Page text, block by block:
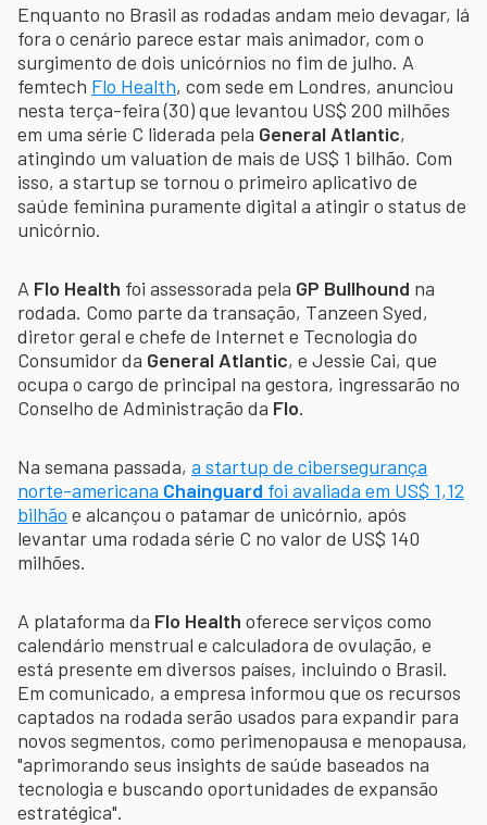
Enquanto no Brasil as rodadas andam meio devagar, lá
fora o cenário parece estar mais animador, com o
surgimento de dois unicórnios no fim de julho. A
femtech Flo Health, com sede em Londres, anunciou
nesta terça-feira (30) que levantou US$ 200 milhões
em uma série C liderada pela General Atlantic,
atingindo um valuation de mais de US$ 1 bilhão. Com
isso, a startup se tornou o primeiro aplicativo de
saúde feminina puramente digital a atingir o status de
unicórnio.
A Flo Health foi assessorada pela GP Bullhound na
rodada. Como parte da transação, Tanzeen Syed,
diretor geral e chefe de Internet e Tecnologia do
Consumidor da General Atlantic, e Jessie Cai, que
ocupa o cargo de principal na gestora, ingressarão no
Conselho de Administração da Flo.
Na semana passada, a startup de cibersegurança
norte-americana Chainguard foi avaliada em US$ 1,12
bilhão e alcançou o patamar de unicórnio, após
levantar uma rodada série C no valor de US$ 140
milhões.
A plataforma da Flo Health oferece serviços como
calendário menstrual e calculadora de ovulação, e
está presente em diversos países, incluindo o Brasil.
Em comunicado, a empresa informou que os recursos
captados na rodada serão usados para expandir para
novos segmentos, como perimenopausa e menopausa,
"aprimorando seus insights de saúde baseados na
tecnologia e buscando oportunidades de expansão
estratégica".